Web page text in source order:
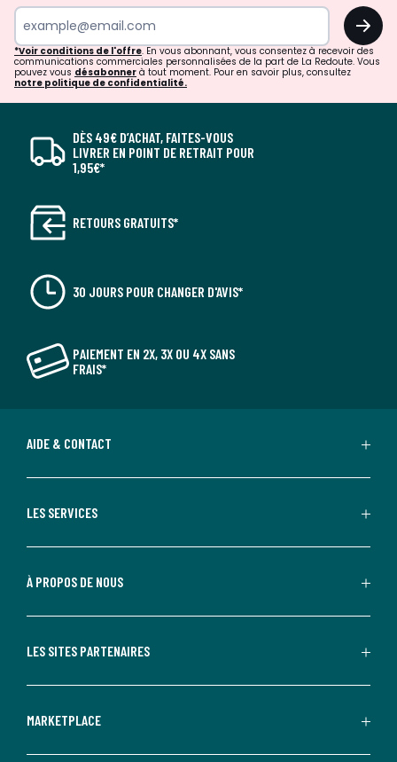
OK
*Voir conditions de l'offre. En vous abonnant, vous consentez à recevoir des
communications commerciales personnalisées de la part de La Redoute. Vous
pouvez vous désabonner à tout moment. Pour en savoir plus, consultez
notre politique de confidentialité.
DÈS 49€ D’ACHAT, FAITES-VOUS
LIVRER EN POINT DE RETRAIT POUR
1,95€*
RETOURS GRATUITS*
30 JOURS POUR CHANGER D'AVIS*
PAIEMENT EN 2X, 3X OU 4X SANS
FRAIS*
AIDE & CONTACT
LES SERVICES
À PROPOS DE NOUS
LES SITES PARTENAIRES
MARKETPLACE